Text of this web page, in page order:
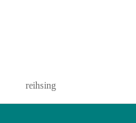
reihsing